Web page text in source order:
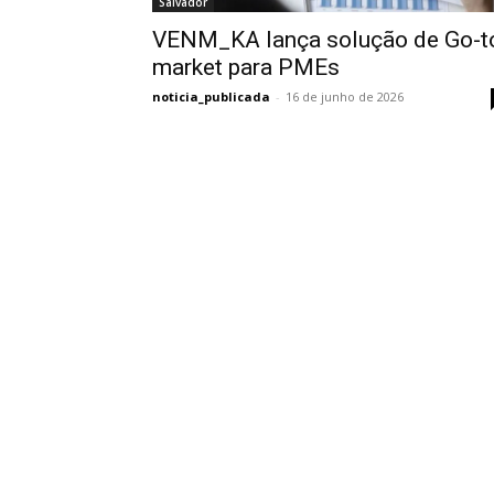
VENM_KA lança solução de Go-
market para PMEs
noticia_publicada - 16 de junho de 2026